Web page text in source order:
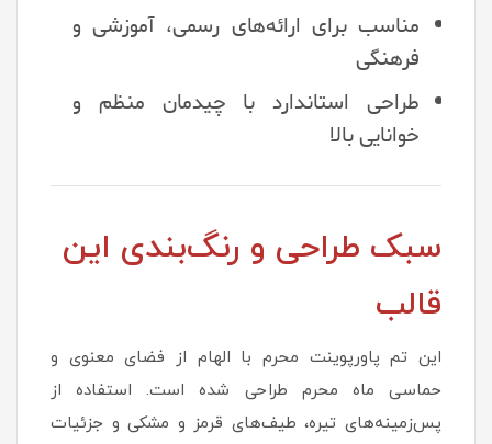
مناسب برای ارائه‌های رسمی، آموزشی و
فرهنگی
طراحی استاندارد با چیدمان منظم و
خوانایی بالا
سبک طراحی و رنگ‌بندی این
قالب
این تم پاورپوینت محرم با الهام از فضای معنوی و
حماسی ماه محرم طراحی شده است. استفاده از
پس‌زمینه‌های تیره، طیف‌های قرمز و مشکی و جزئیات